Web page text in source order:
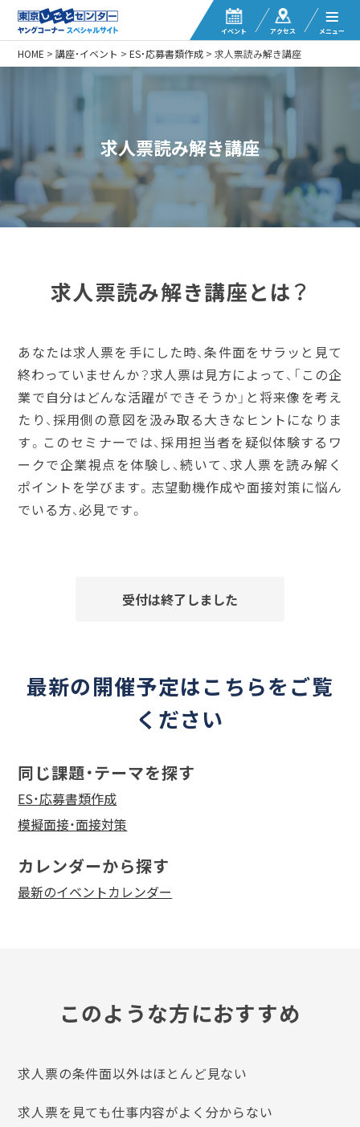
イベント アクセス メニュー
HOME >講座・イベント >ES・応募書類作成 >求人票読み解き講座
求人票読み解き講座
求人票読み解き講座とは？
あなたは求人票を手にした時、条件面をサラッと見て
終わっていませんか？求人票は見方によって、「この企
業で自分はどんな活躍ができそうか」と将来像を考え
たり、採用側の意図を汲み取る大きなヒントになりま
す。このセミナーでは、採用担当者を疑似体験するワ
ークで企業視点を体験し、続いて、求人票を読み解く
ポイントを学びます。志望動機作成や面接対策に悩ん
でいる方、必見です。
受付は終了しました
最新の開催予定はこちらをご覧
ください
同じ課題・テーマを探す
ES・応募書類作成
模擬面接・面接対策
カレンダーから探す
最新のイベントカレンダー
このような方におすすめ
求人票の条件面以外はほとんど見ない
求人票を見ても仕事内容がよく分からない